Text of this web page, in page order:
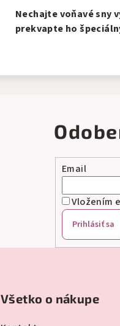
Nechajte voňavé sny
prekvapte ho
Email
Vložením
Prihlásiť sa
Všetko o nákupe